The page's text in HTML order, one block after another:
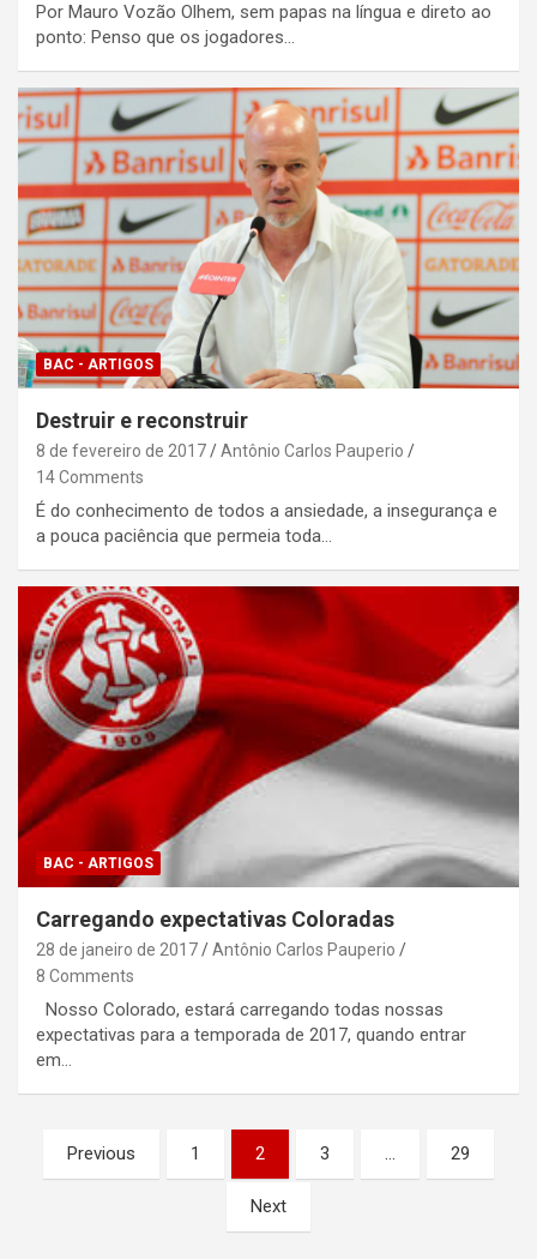
Por Mauro Vozão Olhem, sem papas na língua e direto ao
ponto: Penso que os jogadores…
BAC - ARTIGOS
Destruir e reconstruir
8 de fevereiro de 2017
Antônio Carlos Pauperio
14 Comments
É do conhecimento de todos a ansiedade, a insegurança e
a pouca paciência que permeia toda…
BAC - ARTIGOS
Carregando expectativas Coloradas
28 de janeiro de 2017
Antônio Carlos Pauperio
8 Comments
Nosso Colorado, estará carregando todas nossas
expectativas para a temporada de 2017, quando entrar
em…
Paginação
de
Previous 1 2 3 … 29
Next